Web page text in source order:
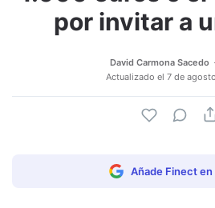
por invitar a
David Carmona Sacedo
Actualizado el 7 de
Añade Finect en